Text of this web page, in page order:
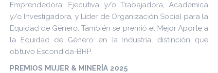
Emprendedora, Ejecutiva y/o Trabajadora, Académica
y/o Investigadora, y Líder de Organización Social para la
Equidad de Género. También se premió el Mejor Aporte a
la Equidad de Género en la Industria, distinción que
obtuvo Escondida-BHP.
PREMIOS MUJER & MINERÍA 2025